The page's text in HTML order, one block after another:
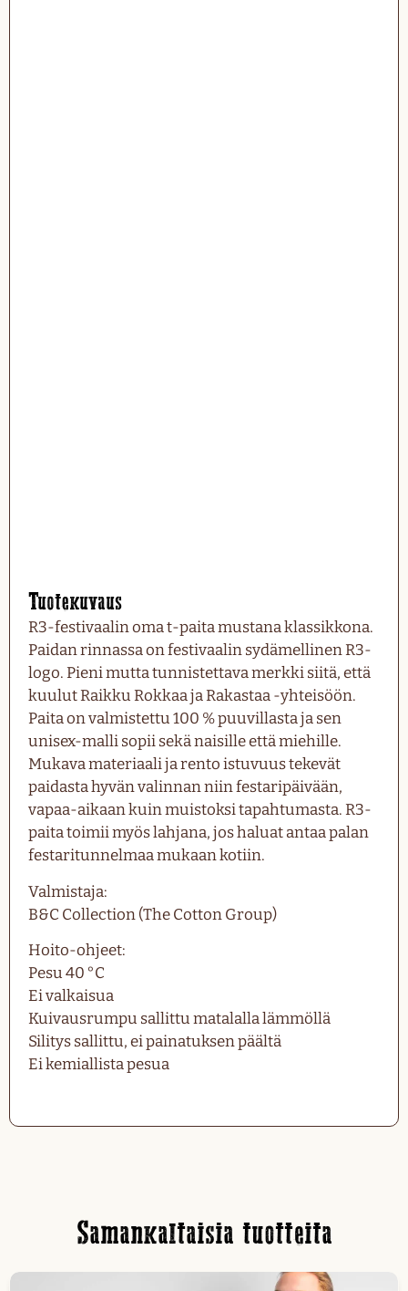
Tuotekuvaus
R3-festivaalin oma t-paita mustana klassikkona.
Paidan rinnassa on festivaalin sydämellinen R3-
logo. Pieni mutta tunnistettava merkki siitä, että
kuulut Raikku Rokkaa ja Rakastaa -yhteisöön.
Paita on valmistettu 100 % puuvillasta ja sen
unisex-malli sopii sekä naisille että miehille.
Mukava materiaali ja rento istuvuus tekevät
paidasta hyvän valinnan niin festaripäivään,
vapaa-aikaan kuin muistoksi tapahtumasta. R3-
paita toimii myös lahjana, jos haluat antaa palan
festaritunnelmaa mukaan kotiin.
Valmistaja:
B&C Collection (The Cotton Group)
Hoito-ohjeet:
Pesu 40 °C
Ei valkaisua
Kuivausrumpu sallittu matalalla lämmöllä
Silitys sallittu, ei painatuksen päältä
Ei kemiallista pesua
Samankaltaisia tuotteita